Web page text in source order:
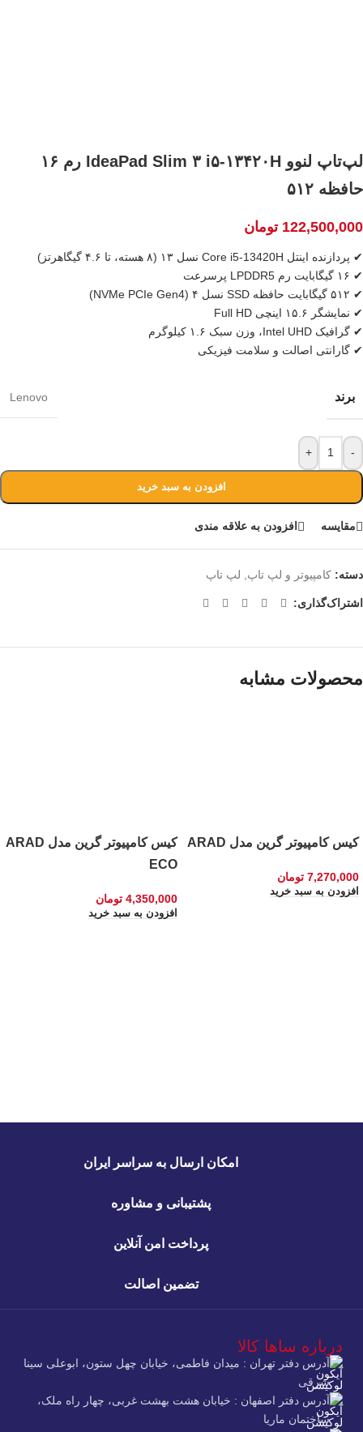
لپ‌تاپ لنوو IdeaPad Slim ۳ i۵-۱۳۴۲۰H رم ۱۶
حافظه ۵۱۲
122,500,000 تومان
✔ پردازنده اینتل Core i5-13420H نسل ۱۳ (۸ هسته، تا ۴.۶ گیگاهرتز)
✔ ۱۶ گیگابایت رم LPDDR5 پرسرعت
✔ ۵۱۲ گیگابایت حافظه SSD نسل ۴ (NVMe PCIe Gen4)
✔ نمایشگر ۱۵.۶ اینچی Full HD
✔ گرافیک Intel UHD، وزن سبک ۱.۶ کیلوگرم
✔ گارانتی اصالت و سلامت فیزیکی
برند Lenovo
-
+
افزودن به سبد خرید
مقايسه افزودن به علاقه مندی
دسته: کامپیوتر و لپ تاپ لپ تاپ
اشتراک‌گذاری:
محصولات مشابه
کیس کامپیوتر گرین مدل ARAD
7,270,000 تومان
افزودن به سبد خرید
کیس کامپیوتر گرین مدل ARAD
ECO
4,350,000 تومان
افزودن به سبد خرید
امکان ارسال به سراسر ایران
پشتیبانی و مشاوره
پرداخت امن آنلاین
تضمین اصالت
درباره ساها کالا
آدرس دفتر تهران : میدان فاطمی، خیابان چهل ستون، ابوعلی سینا
شرقی
آدرس دفتر اصفهان : خیابان هشت بهشت غربی، چهار راه ملک،
ساختمان ماریا